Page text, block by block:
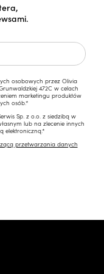
osobowych przez Olivia
472C w celach
marketingu produktów
osób.*
Sp. z o.o. z siedzibą w
lub na zlecenie innych
elektroniczną.*
przetwarzania danych